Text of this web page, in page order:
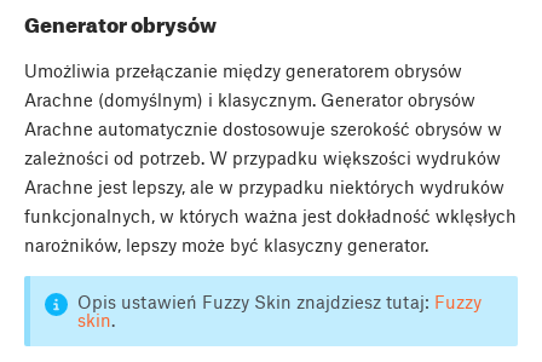
Generator obrysów
Umożliwia przełączanie między generatorem obrysów
Arachne (domyślnym) i klasycznym. Generator obrysów
Arachne automatycznie dostosowuje szerokość obrysów w
zależności od potrzeb. W przypadku większości wydruków
Arachne jest lepszy, ale w przypadku niektórych wydruków
funkcjonalnych, w których ważna jest dokładność wklęsłych
narożników, lepszy może być klasyczny generator.
Opis ustawień Fuzzy Skin znajdziesz tutaj: Fuzzy
skin.